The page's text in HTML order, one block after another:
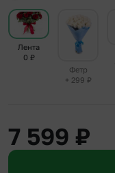
Лента
0 ₽
Фетр
+ 299 ₽
7 599 ₽